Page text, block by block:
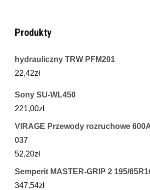
Produkty
hydrauliczny TRW PFM201
22,42zł
Sony SU-WL450
221,00zł
VIRAGE Przewody rozruchowe
037
52,20zł
Semperit MASTER-GRIP 2 195/
347,54zł